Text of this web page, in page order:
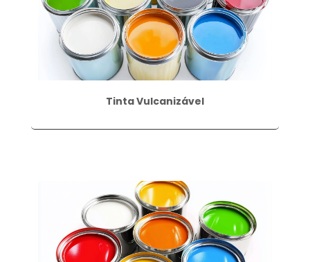
Tinta Vulcanizável